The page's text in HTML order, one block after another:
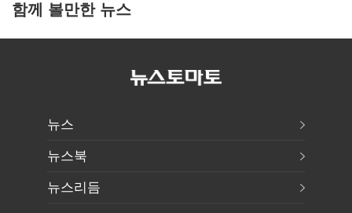
함께 볼만한 뉴스
뉴스
뉴스북
뉴스리듬